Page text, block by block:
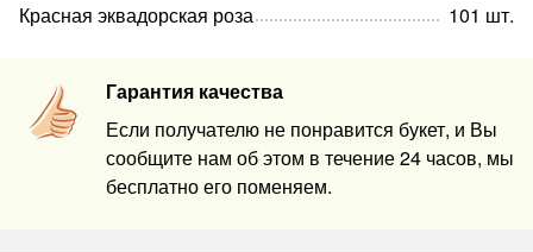
Гарантия качества
Если получателю не понравится букет, и Вы
сообщите нам об этом в течение 24 часов, мы
бесплатно его поменяем.
Красная эквадорская роза
101 шт.